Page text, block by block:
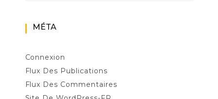
MÉTA
Connexion
Flux Des Publications
Flux Des Commentaires